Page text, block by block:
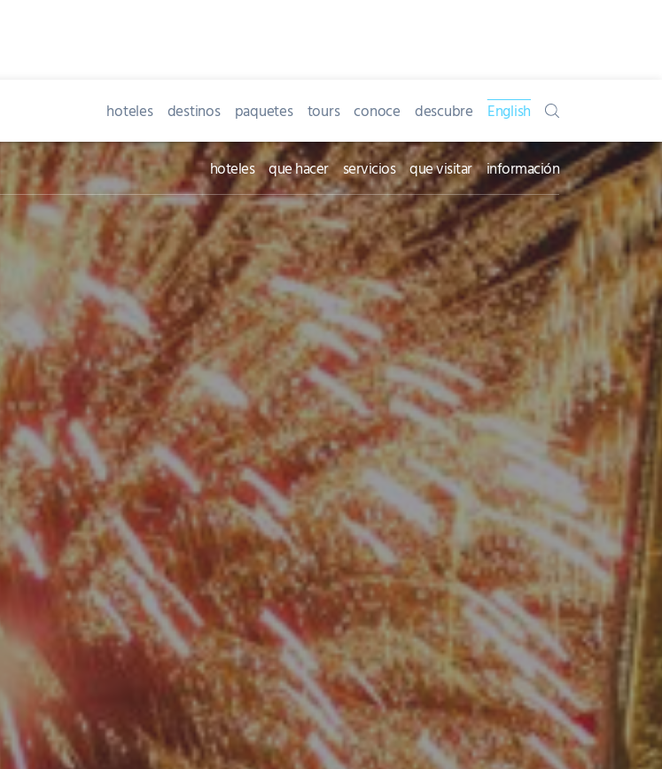
hoteles destinos paquetes tours conoce descubre English
hoteles que hacer servicios que visitar información